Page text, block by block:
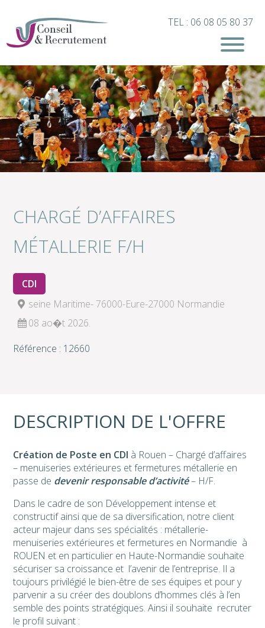
TEL : 06 08 05 80 37
CHARGÉ D’AFFAIRES
MÉTALLERIE F/H
CDI
seine Maritime- 76000-Eure-27000 Normandie
08 ao�t 2026.
Référence : 12660
DESCRIPTION DE L'OFFRE
Création de Poste en CDI à Rouen – Chargé d’affaires
– menuiseries extérieures et fermetures métallerie en
passe de devenir responsable d’activité– H/F.
Dans le cadre de son Développement intense et
constructif ainsi que de sa diversification, notre client
acteur majeur dans ses spécialités : métallerie-
menuiseries extérieures et fermetures en Normandie à
ROUEN et en particulier en Haute-Normandie souhaite
sécuriser sa croissance et l’avenir de l’entreprise. Il a
toujours privilégié le bien-être de ses équipes et pour y
parvenir a su créer des doublons d’hommes clés à l’en
semble des points stratégiques. Ainsi il souhaite recruter
le profil suivant :